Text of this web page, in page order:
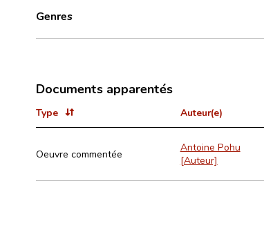
Genres
Documents apparentés
Type Auteur(e)
Oeuvre commentée
Antoine Pohu
[Auteur]